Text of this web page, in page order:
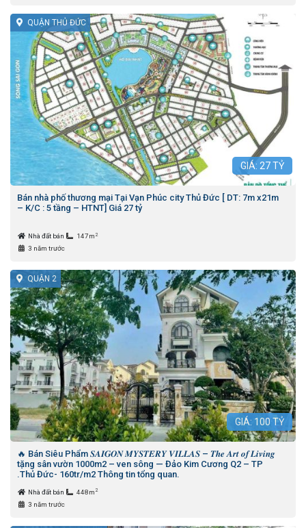
QUẬN THỦ ĐỨC
GIÁ: 27TỶ
Bán nhà phố thương mại Tại Vạn Phúc city Thủ Đức [ DT: 7m x21m
– K/C : 5 tầng – HTNT] Giá 27 tỷ
Nhà đất bán 147m 2
3 năm trước
QUẬN 2
GIÁ: 100 TỶ
🔥 Bán Siêu Phẩm 𝑺𝑨𝑰𝑮𝑶𝑵 𝑴𝒀𝑺𝑻𝑬𝑹𝒀 𝑽𝑰𝑳𝑳𝑨𝑺 – 𝑻𝒉𝒆 𝑨𝒓𝒕 𝒐𝒇 𝑳𝒊𝒗𝒊𝒏𝒈
tặng sân vườn 1000m2 – ven sông — Đảo Kim Cương Q2 – TP
.Thủ Đức- 160tr/m2 Thông tin tổng quan.
Nhà đất bán 448m 2
3 năm trước